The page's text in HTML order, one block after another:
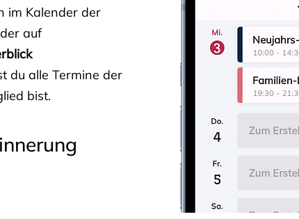
im Kalender der
auf
du alle Termine der
bist.